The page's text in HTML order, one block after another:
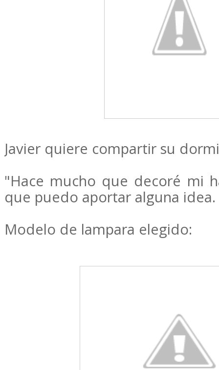
Javier quiere compartir su
"Hace mucho que decoré mi
que puedo aportar alguna idea.
Modelo de lampara elegido: